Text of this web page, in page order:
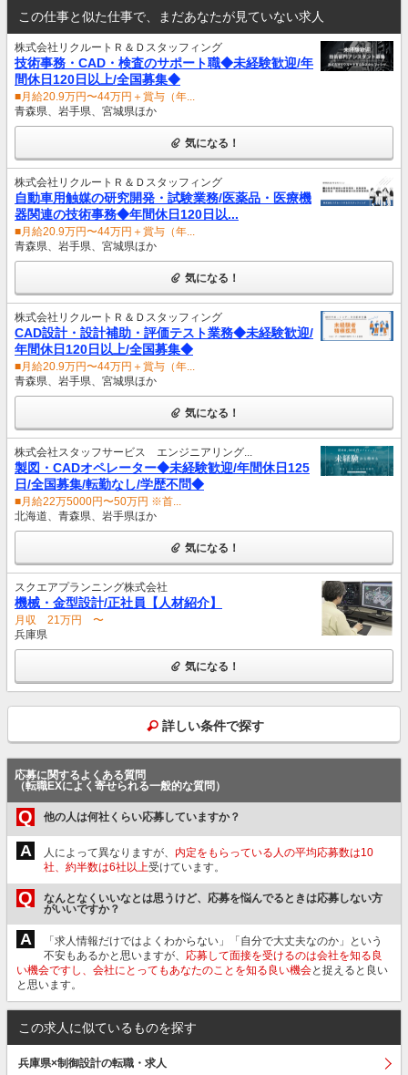
この仕事と似た仕事で、まだあなたが見ていない求人
株式会社リクルートＲ＆Ｄスタッフィング
技術事務・CAD・検査のサポート職◆未経験歓迎/年
間休日120日以上/全国募集◆
■月給20.9万円〜44万円＋賞与（年...
青森県、岩手県、宮城県ほか
気になる！
株式会社リクルートＲ＆Ｄスタッフィング
自動車用触媒の研究開発・試験業務/医薬品・医療機
器関連の技術事務◆年間休日120日以...
■月給20.9万円〜44万円＋賞与（年...
青森県、岩手県、宮城県ほか
気になる！
株式会社リクルートＲ＆Ｄスタッフィング
CAD設計・設計補助・評価テスト業務◆未経験歓迎/
年間休日120日以上/全国募集◆
■月給20.9万円〜44万円＋賞与（年...
青森県、岩手県、宮城県ほか
気になる！
株式会社スタッフサービス エンジニアリング...
製図・CADオペレーター◆未経験歓迎/年間休日125
日/全国募集/転勤なし/学歴不問◆
■月給22万5000円〜50万円 ※首...
北海道、青森県、岩手県ほか
気になる！
スクエアプランニング株式会社
機械・金型設計/正社員【人材紹介】
月収 21万円 〜
兵庫県
気になる！
詳しい条件で探す
応募に関するよくある質問
（転職EXによく寄せられる一般的な質問）
Q 他の人は何社くらい応募していますか？
A 人によって異なりますが、 内定をもらっている人の平均応募数は10
社、約半数は6社以上受けています。
Q
なんとなくいいなとは思うけど、応募を悩んでるときは応募しない方
がいいですか？
A
「求人情報だけではよくわからない」「自分で大丈夫なのか」という
不安もあるかと思いますが、 応募して面接を受けるのは会社を知る良
い機会ですし、会社にとってもあなたのことを知る良い機会と捉えると良い
と思います。
この求人に似ているものを探す
兵庫県×制御設計の転職・求人